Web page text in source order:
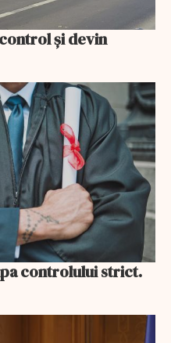
și devin
controlului strict.